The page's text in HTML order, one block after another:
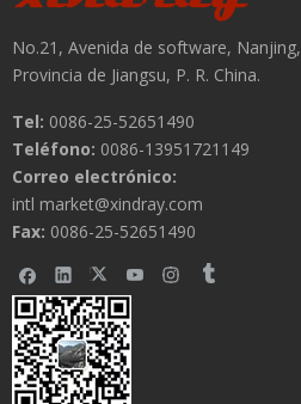
No.21, Avenida de software, Nanjing,
Provincia de Jiangsu, P. R. China.
Tel: 0086-25-52651490
Teléfono: 0086-13951721149
Correo electrónico:
intl market@xindray.com
Fax: 0086-25-52651490